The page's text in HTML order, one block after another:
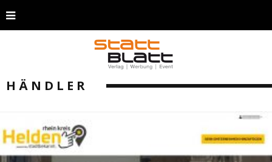
HÄNDLER